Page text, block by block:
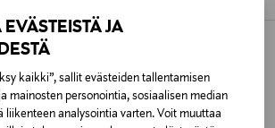
EVÄSTEISTÄ JA
kaikki”, sallit evästeiden tallentamisen
mainosten personointia, sosiaalisen median
liikenteen analysointia varten. Voit muuttaa
Oy